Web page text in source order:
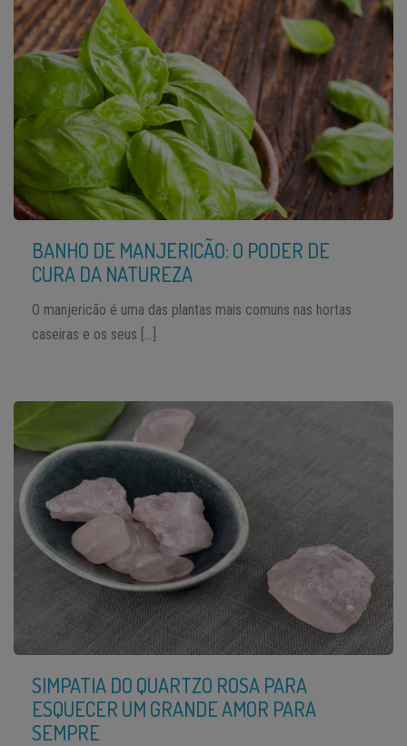
BANHO DE MANJERICÃO: O PODER DE
CURA DA NATUREZA
O manjericão é uma das plantas mais comuns nas hortas
caseiras e os seus […]
SIMPATIA DO QUARTZO ROSA PARA
ESQUECER UM GRANDE AMOR PARA
SEMPRE